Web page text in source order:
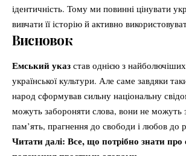
ідентичність. Тому ми повинні цінувати
вивчати її історію й активно
Висновок
Емський указ став однією з
української культури. Але саме завдяки
народ сформував сильну національну
можуть забороняти слова, вони не можуть
пам’ять, прагнення до свободи і любов до
Читати далі: Все, що потрібно знати про